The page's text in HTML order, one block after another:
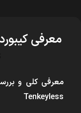
Tenkeyless